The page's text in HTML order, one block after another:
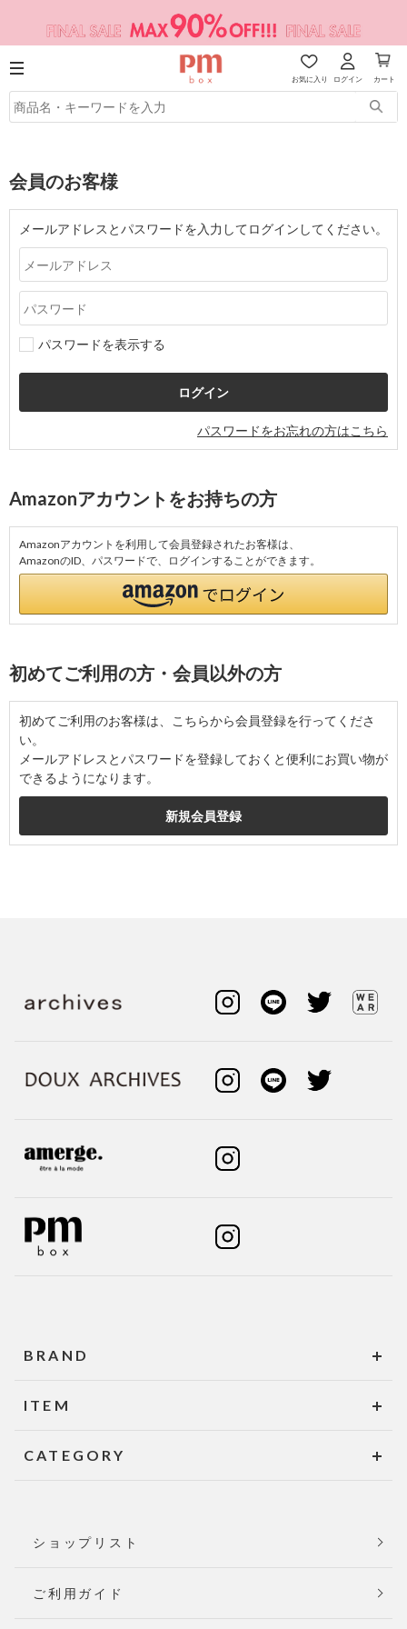
お気に入り ログイン カート
会員のお客様
メールアドレスとパスワードを入力してログインしてください。
パスワードを表示する
パスワードをお忘れの方はこちら
Amazonアカウントをお持ちの方
Amazonアカウントを利用して会員登録されたお客様は、
AmazonのID、パスワードで、ログインすることができます。
初めてご利用の方・会員以外の方
初めてご利用のお客様は、こちらから会員登録を行ってくださ
い。
メールアドレスとパスワードを登録しておくと便利にお買い物が
できるようになります。
BRAND
ITEM
CATEGORY
ショップリスト
ご利用ガイド